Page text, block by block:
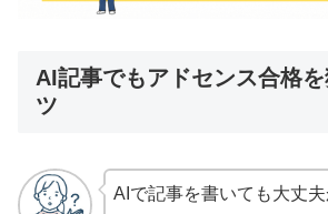
AI記事でもアドセンス合格
ツ
AIで記事を書いても大丈